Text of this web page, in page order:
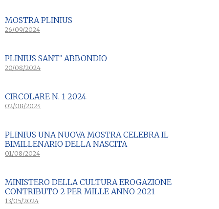
MOSTRA PLINIUS
26/09/2024
PLINIUS SANT’ ABBONDIO
20/08/2024
CIRCOLARE N. 1 2024
02/08/2024
PLINIUS UNA NUOVA MOSTRA CELEBRA IL
BIMILLENARIO DELLA NASCITA
01/08/2024
MINISTERO DELLA CULTURA EROGAZIONE
CONTRIBUTO 2 PER MILLE ANNO 2021
13/05/2024